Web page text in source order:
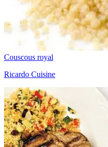
Couscous royal
Ricardo Cuisine